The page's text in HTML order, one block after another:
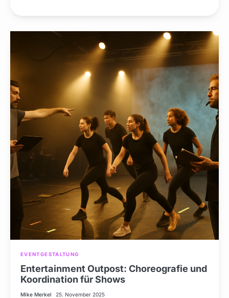
EVENTGESTALTUNG
Entertainment Outpost: Choreografie und
Koordination für Shows
Mike Merkel 25. November 2025